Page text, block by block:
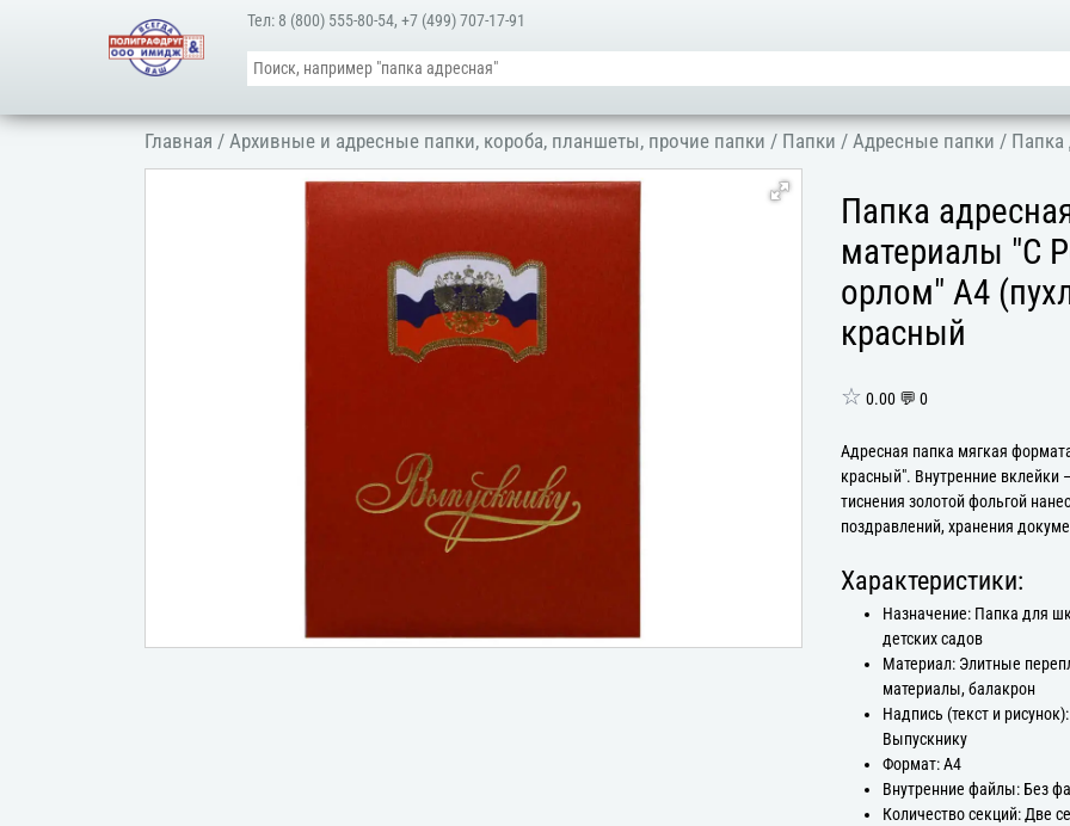
Тел: 8 (800) 555-80-54,+7 (499) 707-17-91
Главная /Архивные и адресные папки, короба, планшеты, прочие папки / Папки /Адресные папки / Папка
Папка
материалы "С
орлом" А4
красный
☆ 0.00 💬 0
Адресная папка мягкая
красный". Внутренние
тиснения золотой фольгой
поздравлений, хранения
Характеристики:
Назначение: Папка для
детских садов
Материал: Элитные
материалы, балакрон
Надпись (текст и рисунок):
Выпускнику
Формат: А4
Внутренние файлы: Без
Количество секций: Две